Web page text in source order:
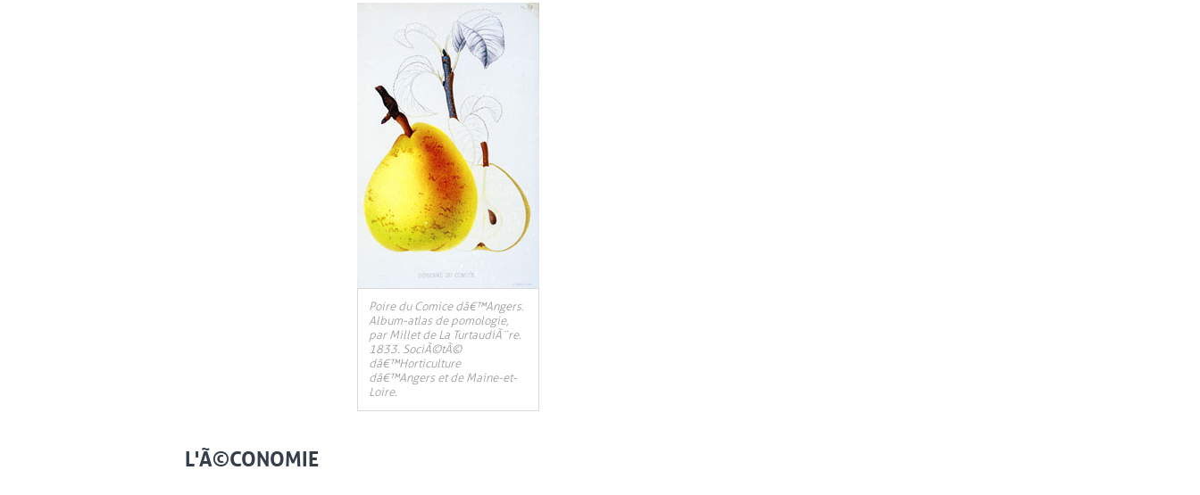
Poire du Comice dâ€™Angers.
Album-atlas de pomologie,
par Millet de La TurtaudiÃ¨re.
1833. SociÃ©tÃ©
dâ€™Horticulture
dâ€™Angers et de Maine-et-
Loire.
L'Ã©CONOMIE